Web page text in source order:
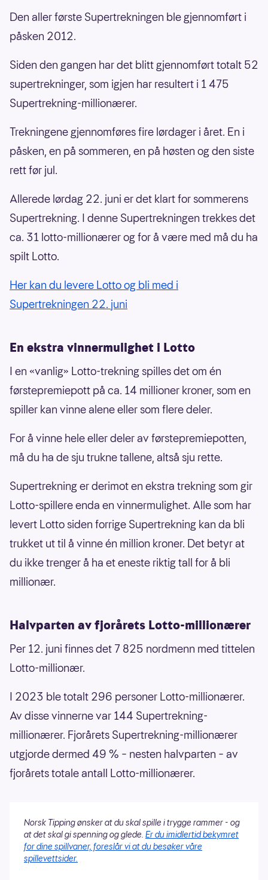
Den aller første Supertrekningen ble gjennomført i
påsken 2012.
Siden den gangen har det blitt gjennomført totalt 52
supertrekninger, som igjen har resultert i 1 475
Supertrekning-millionærer.
Trekningene gjennomføres fire lørdager i året. En i
påsken, en på sommeren, en på høsten og den siste
rett før jul.
Allerede lørdag 22. juni er det klart for sommerens
Supertrekning. I denne Supertrekningen trekkes det
ca. 31 lotto-millionærer og for å være med må du ha
spilt Lotto.
Her kan du levere Lotto og bli med i
Supertrekningen 22. juni
En ekstra vinnermulighet i Lotto
I en «vanlig» Lotto-trekning spilles det om én
førstepremiepott på ca. 14 millioner kroner, som en
spiller kan vinne alene eller som flere deler.
For å vinne hele eller deler av førstepremiepotten,
må du ha de sju trukne tallene, altså sju rette.
Supertrekning er derimot en ekstra trekning som gir
Lotto-spillere enda en vinnermulighet. Alle som har
levert Lotto siden forrige Supertrekning kan da bli
trukket ut til å vinne én million kroner. Det betyr at
du ikke trenger å ha et eneste riktig tall for å bli
millionær.
Halvparten av fjorårets Lotto-millionærer
Per 12. juni finnes det 7 825 nordmenn med tittelen
Lotto-millionær.
I 2023 ble totalt 296 personer Lotto-millionærer.
Av disse vinnerne var 144 Supertrekning-
millionærer. Fjorårets Supertrekning-millionærer
utgjorde dermed 49 % – nesten halvparten – av
fjorårets totale antall Lotto-millionærer.
Norsk Tipping ønsker at du skal spille i trygge rammer - og
at det skal gi spenning og glede. Er du imidlertid bekymret
for dine spillvaner, foreslår vi at du besøker våre
spillevettsider.